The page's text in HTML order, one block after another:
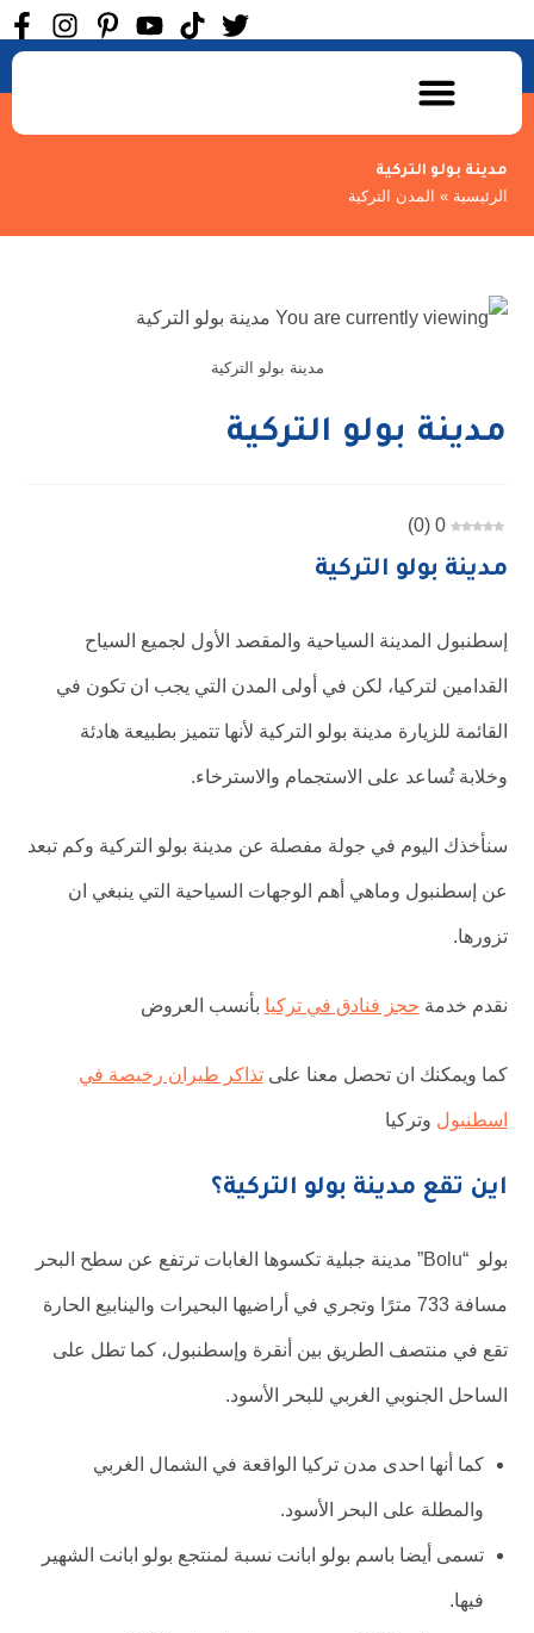
مدينة بولو التركية
الرئيسية » المدن التركية
مدينة بولو التركية
مدينة بولو التركية
0
(
0
)
مدينة بولو التركية
إسطنبول المدينة السياحية والمقصد الأول لجميع السياح
القدامين لتركيا، لكن في أولى المدن التي يجب ان تكون في
القائمة للزيارة مدينة بولو التركية لأنها تتميز بطبيعة هادئة
وخلابة تُساعد على الاستجمام والاسترخاء.
سنأخذك اليوم في جولة مفصلة عن مدينة بولو التركية وكم تبعد
عن إسطنبول وماهي أهم الوجهات السياحية التي ينبغي ان
تزورها.
نقدم خدمة حجز فنادق في تركيا بأنسب العروض
كما ويمكنك ان تحصل معنا علىتذاكر طيران رخيصة في
اسطنبول وتركيا
اين تقع مدينة بولو التركية؟
بولو “Bolu” مدينة جبلية تكسوها الغابات ترتفع عن سطح البحر
مسافة 733 مترًا وتجري في أراضيها البحيرات والينابيع الحارة
تقع في منتصف الطريق بين أنقرة وإسطنبول، كما تطل على
الساحل الجنوبي الغربي للبحر الأسود.
كما أنها احدى مدن تركيا الواقعة في الشمال الغربي
والمطلة على البحر الأسود.
تسمى أيضا باسم بولو ابانت نسبة لمنتجع بولو ابانت الشهير
فيها.